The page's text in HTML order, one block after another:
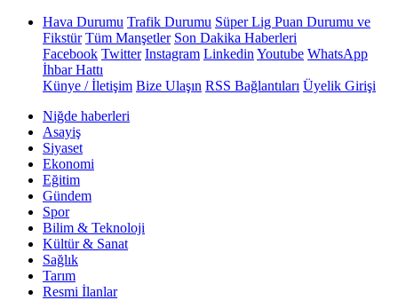
Hava Durumu Trafik Durumu Süper Lig Puan Durumu ve
Fikstür Tüm Manşetler Son Dakika Haberleri
Facebook Twitter Instagram Linkedin Youtube WhatsApp
İhbar Hattı
Künye / İletişim Bize Ulaşın RSS Bağlantıları Üyelik Girişi
Niğde haberleri
Asayiş
Siyaset
Ekonomi
Eğitim
Gündem
Spor
Bilim & Teknoloji
Kültür & Sanat
Sağlık
Tarım
Resmi İlanlar